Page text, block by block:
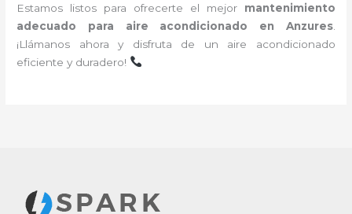
Estamos listos para ofrecerte el mejor mantenimiento
adecuado para aire acondicionado en Anzures.
¡Llámanos ahora y disfruta de un aire acondicionado
eficiente y duradero!